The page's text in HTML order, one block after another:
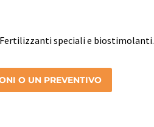
Fertilizzanti speciali e biostimolanti.
O UN PREVENTIVO